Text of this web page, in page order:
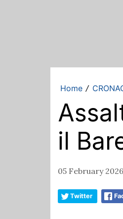
Home /
il
05 February
Twitter